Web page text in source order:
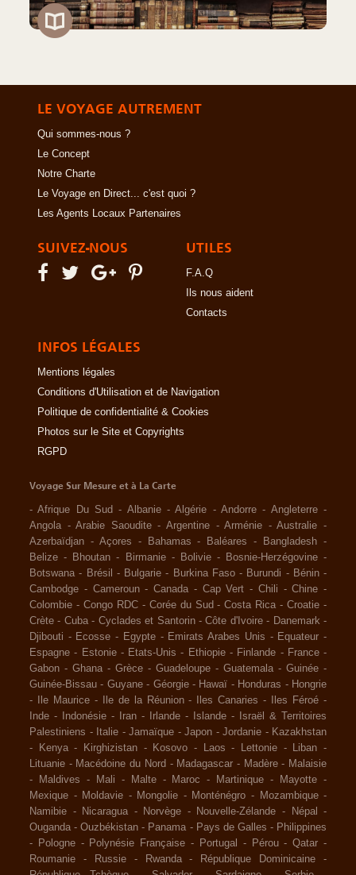
LE VOYAGE AUTREMENT
Qui sommes-nous ?
Le Concept
Notre Charte
Le Voyage en Direct... c'est quoi ?
Les Agents Locaux Partenaires
SUIVEZ-NOUS UTILES
F.A.Q
Ils nous aident
Contacts
INFOS LÉGALES
Mentions légales
Conditions d'Utilisation et de Navigation
Politique de confidentialité & Cookies
Photos sur le Site et Copyrights
RGPD
Voyage Sur Mesure et à La Carte
-Afrique Du Sud - Albanie -Algérie -Andorre - Angleterre -
Angola -Arabie Saoudite -Argentine -Arménie -Australie -
Azerbaïdjan - Açores - Bahamas - Baléares - Bangladesh -
Belize - Bhoutan - Birmanie - Bolivie - Bosnie-Herzégovine -
Botswana - Brésil - Bulgarie - Burkina Faso - Burundi - Bénin -
Cambodge - Cameroun - Canada - Cap Vert - Chili -Chine -
Colombie - Congo RDC - Corée du Sud -Costa Rica -Croatie -
Crète - Cuba - Cyclades et Santorin -Côte d'Ivoire - Danemark -
Djibouti - Ecosse - Egypte - Emirats Arabes Unis - Equateur -
Espagne - Estonie - Etats-Unis - Ethiopie - Finlande - France -
Gabon - Ghana - Grèce - Guadeloupe - Guatemala - Guinée -
Guinée-Bissau - Guyane - Géorgie - Hawaï - Honduras - Hongrie
-
Ile Maurice - Ile de la Réunion - Iles Canaries - Iles Féroé -
Inde - Indonésie - Iran - Irlande - Islande -
Israël & Territoires
Palestiniens - Italie - Jamaïque - Japon - Jordanie - Kazakhstan
-
Kenya - Kirghizistan - Kosovo - Laos - Lettonie - Liban -
Lituanie - Macédoine du Nord - Madagascar - Madère - Malaisie
-
Maldives - Mali - Malte - Maroc - Martinique - Mayotte -
Mexique - Moldavie - Mongolie - Monténégro - Mozambique -
Namibie - Nicaragua - Norvège - Nouvelle-Zélande - Népal
-
Ouganda -Ouzbékistan - Panama - Pays de Galles - Philippines
-
Pologne - Polynésie Française - Portugal - Pérou -Qatar -
Roumanie
- Russie - Rwanda - République Dominicaine
-